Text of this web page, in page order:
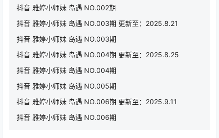
抖音 雅婷小师妹 岛遇 NO.002期
抖音 雅婷小师妹 岛遇 NO.003期 更新至：2025.8.21
抖音 雅婷小师妹 岛遇 NO.003期
抖音 雅婷小师妹 岛遇 NO.004期 更新至：2025.8.25
抖音 雅婷小师妹 岛遇 NO.004期
抖音 雅婷小师妹 岛遇 NO.005期
抖音 雅婷小师妹 岛遇 NO.006期 更新至：2025.9.11
抖音 雅婷小师妹 岛遇 NO.006期